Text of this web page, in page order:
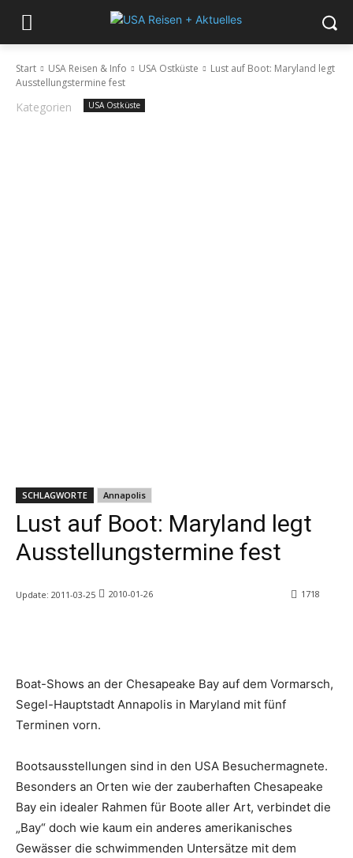
Start USA Reisen & Info USA Ostküste
Lust auf Boot: Maryland legt
Ausstellungstermine fest
Kategorien USA Ostküste
SCHLAGWORTE Annapolis
Lust auf Boot: Maryland legt
Ausstellungstermine fest
Update: 2011-03-25 2010-01-26 1718
Boat-Shows an der Chesapeake Bay auf dem Vormarsch,
Segel-Hauptstadt Annapolis in Maryland mit fünf
Terminen vorn.
Bootsausstellungen sind in den USA Besuchermagnete.
Besonders an Orten wie der zauberhaften Chesapeake
Bay ein idealer Rahmen für Boote aller Art, verbindet die
„Bay“ doch wie kaum ein anderes amerikanisches
Gewässer die schwimmenden Untersätze mit dem